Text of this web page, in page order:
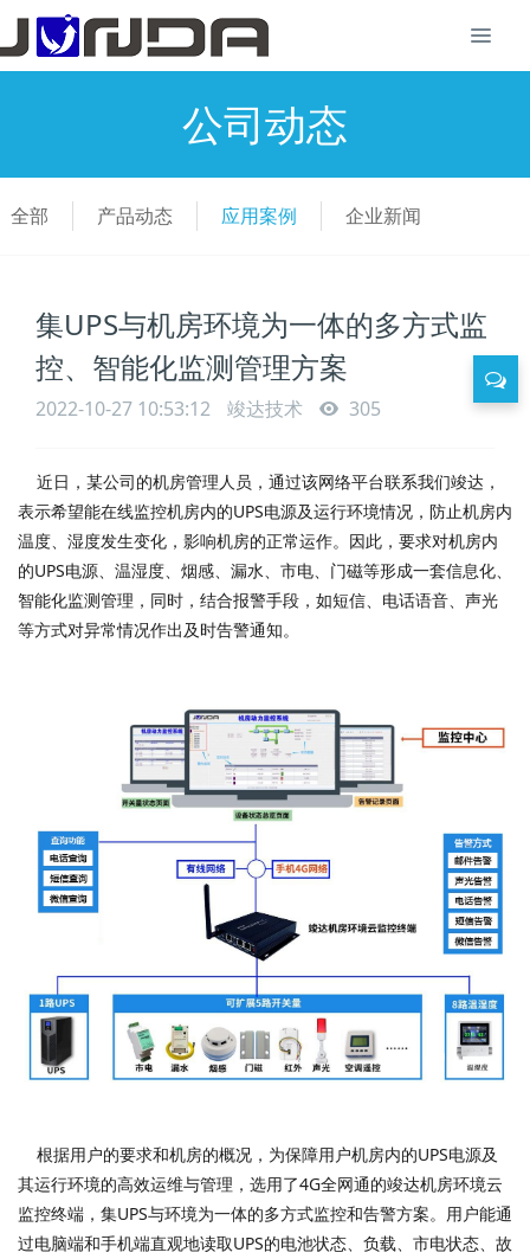
公司动态
全部 产品动态 应用案例 企业新闻
集UPS与机房环境为一体的多方式监
控、智能化监测管理方案
2022-10-27 10:53:12 竣达技术 305
近日，某公司的机房管理人员，通过该网络平台联系我们竣达，
表示希望能在线监控机房内的UPS电源及运行环境情况，防止机房内
温度、湿度发生变化，影响机房的正常运作。因此，要求对机房内
的UPS电源、温湿度、烟感、漏水、市电、门磁等形成一套信息化、
智能化监测管理，同时，结合报警手段，如短信、电话语音、声光
等方式对异常情况作出及时告警通知。
根据用户的要求和机房的概况，为保障用户机房内的UPS电源及
其运行环境的高效运维与管理，选用了4G全网通的竣达机房环境云
监控终端，集UPS与环境为一体的多方式监控和告警方案。用户能通
过电脑端和手机端直观地读取UPS的电池状态、负载、市电状态、故